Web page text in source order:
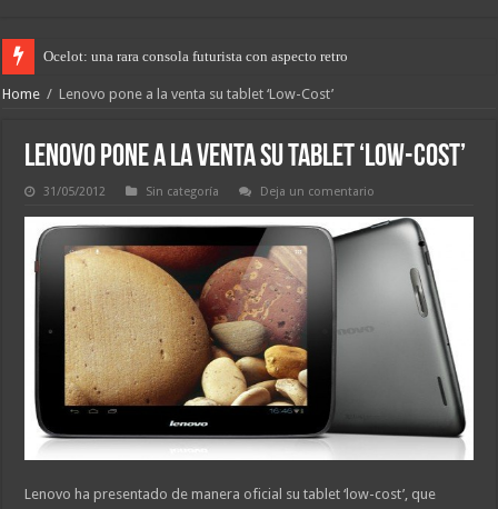
Ocelot: una rara consola futurista con aspecto retro
Home / Lenovo pone a la venta su tablet ‘Low-Cost’
Lenovo pone a la venta su tablet ‘Low-Cost’
31/05/2012 Sin categoría Deja un comentario
Lenovo ha presentado de manera oficial su tablet ‘low-cost’, que